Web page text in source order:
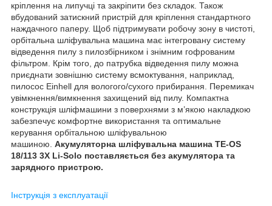
кріплення на липучці та закріпити без складок. Також
вбудований затискний пристрій для кріплення стандартного
наждачного паперу. Щоб підтримувати робочу зону в чистоті,
орбітальна шліфувальна машина має інтегровану систему
відведення пилу з пилозбірником і знімним гофрованим
фільтром. Крім того, до патрубка відведення пилу можна
приєднати зовнішню систему всмоктування, наприклад,
пилосос Einhell для вологого/сухого прибирання. Перемикач
увімкнення/вимкнення захищений від пилу. Компактна
конструкція шліфмашини з поверхнями з м’якою накладкою
забезпечує комфортне використання та оптимальне
керування орбітальною шліфувальною
машиною. Акумуляторна шліфувальна машина TE-OS
18/113 3X Li-Solo поставляється без акумулятора та
зарядного пристрою.
Інструкція з експлуатації